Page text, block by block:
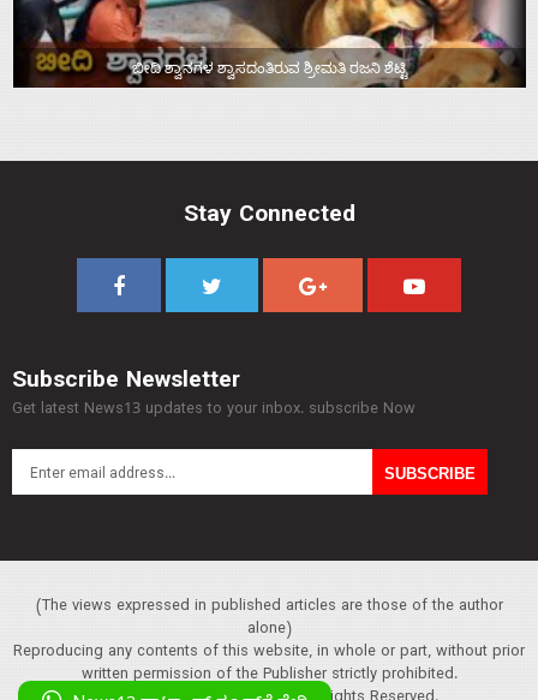
ಬೀದಿ ಶ್ವಾನಗಳ ಶ್ವಾಸದಂತಿರುವ ಶ್ರೀಮತಿ ರಜನಿ ಶೆಟ್ಟಿ
Stay Connected
Subscribe Newsletter
Get latest News13 updates to your inbox. subscribe Now
(The views expressed in published articles are those of the author
alone)
Reproducing any contents of this website, in whole or part, without prior
written permission of the Publisher strictly prohibited.